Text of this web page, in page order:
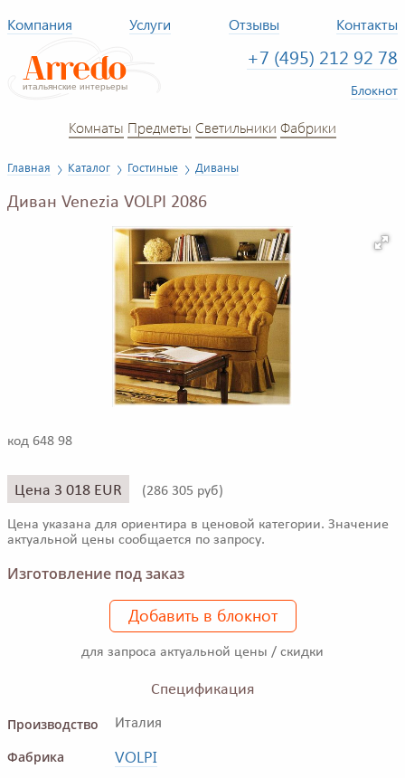
Компания Услуги Отзывы Контакты
+7 (495) 212 92 78
Блокнот
Комнаты Предметы Светильники Фабрики
Главная Каталог Гостиные Диваны
Диван Venezia VOLPI 2086
код 648 98
Цена 3 018 EUR (286 305 руб)
Цена указана для ориентира в ценовой категории. Значение
актуальной цены сообщается по запросу.
Изготовление под заказ
Добавить в блокнот
для запроса актуальной цены / скидки
Спецификация
Производство
Италия
Фабрика VOLPI